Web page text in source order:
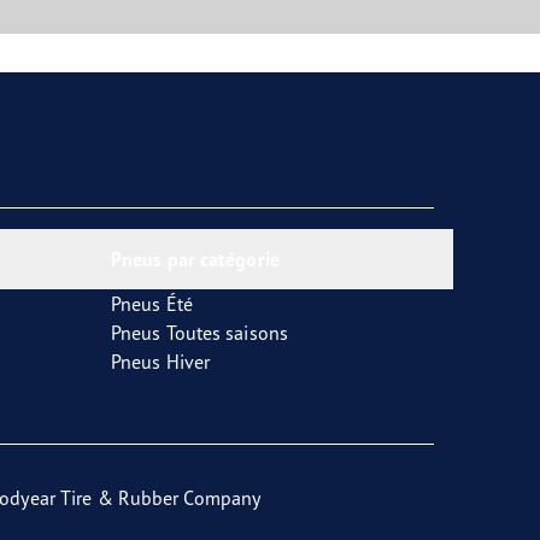
Pneus Été
Pneus Toutes saisons
Pneus Hiver
Tire & Rubber Company